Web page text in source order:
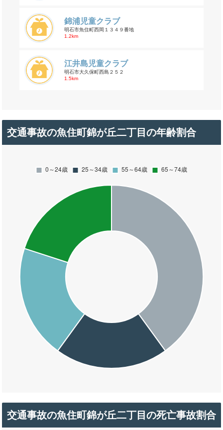
錦浦児童クラブ
明石市魚住町西岡１３４９番地
1.2km
江井島児童クラブ
明石市大久保町西島２５２
1.5km
交通事故の魚住町錦が丘二丁目の年齢割合
交通事故の魚住町錦が丘二丁目の死亡事故割合